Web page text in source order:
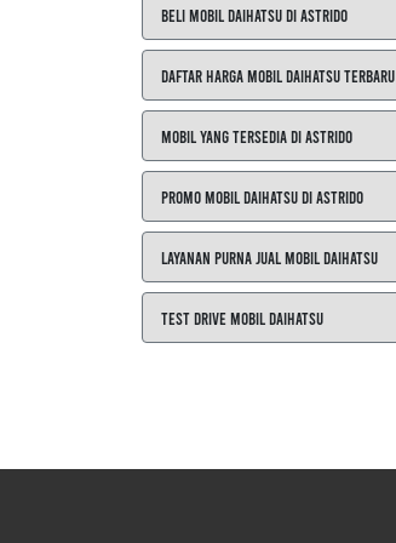
Beli Mobil Daihatsu di ASTRIDO
Daftar Harga Mobil Daihatsu Terbaru
Mobil yang Tersedia di ASTRIDO
Promo Mobil Daihatsu di ASTRIDO
Layanan Purna Jual Mobil Daihatsu
Test Drive Mobil Daihatsu